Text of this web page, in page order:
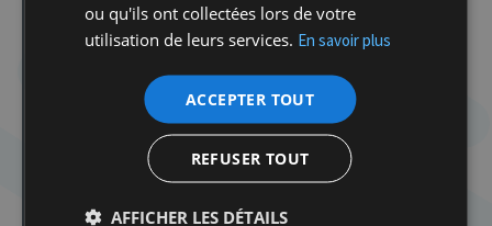
Écrit par : Joel Kotek
ou qu'ils ont collectées lors de votre
utilisation de leurs services. En savoir plus
ACCEPTER TOUT
REFUSER TOUT
AFFICHER LES DÉTAILS